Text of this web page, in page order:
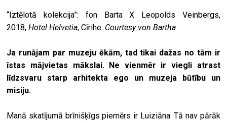
“Iztēlotā kolekcija”: fon Barta X Leopolds Veinbergs,
2018,Hotel Helvetia, Cīrihe. Courtesy von Bartha
Ja runājam par muzeju ēkām, tad tikai dažas no tām ir
īstas mājvietas mākslai. Ne vienmēr ir viegli atrast
līdzsvaru starp arhitekta ego un muzeja būtību un
misiju.
Manā skatījumā brīnišķīgs piemērs ir Luiziāna. Tā nav pārāk